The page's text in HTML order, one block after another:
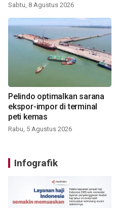
Sabtu, 8 Agustus 2026
Pelindo optimalkan sarana
ekspor-impor di terminal
peti kemas
Rabu, 5 Agustus 2026
Infografik